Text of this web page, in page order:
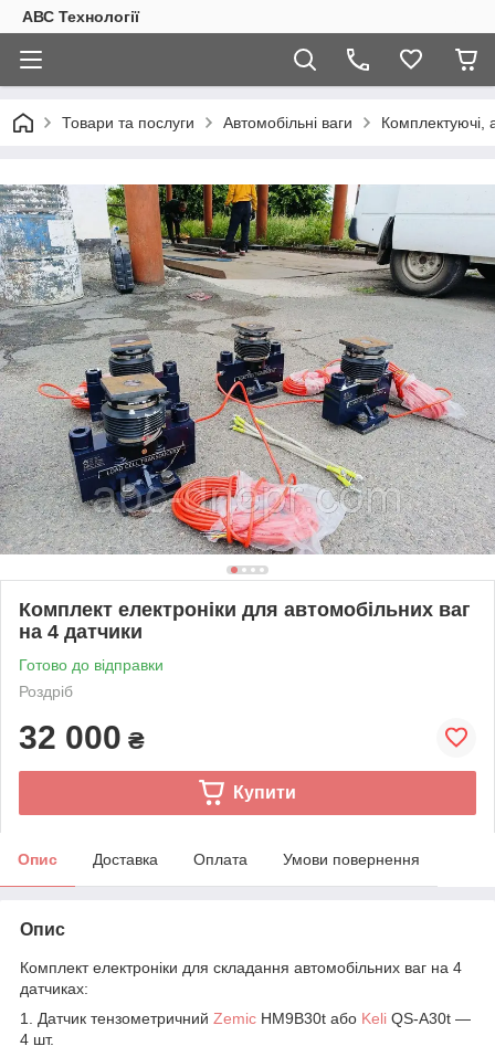
АВС Технології
Товари та послуги Автомобільні ваги Комплектуючі,
Комплект електроніки для автомобільних ваг
на 4 датчики
Готово до відправки
Роздріб
32 000 ₴
Купити
Опис Доставка Оплата Умови повернення
Опис
Комплект електроніки для складання автомобільних ваг на 4
датчиках:
1. Датчик тензометричний Zemic HM9B30t або Keli QS-A30t —
4 шт.